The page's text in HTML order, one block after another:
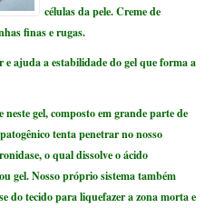
células da pele. Creme de
finas e rugas.
ajuda a estabilidade do gel que forma a
gel, composto em grande parte de
tenta penetrar no nosso
o qual dissolve o ácido
gel. Nosso próprio sistema também
do tecido para liquefazer a zona morta e